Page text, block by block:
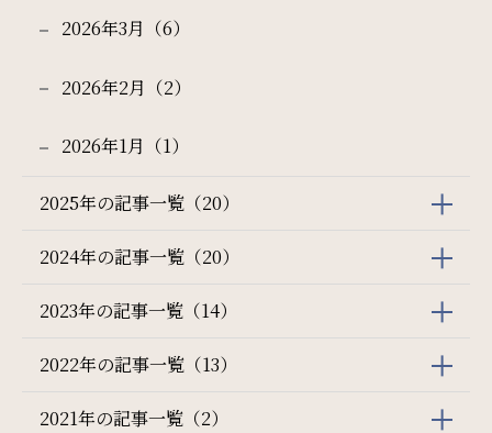
2026年3月（6）
2026年2月（2）
2026年1月（1）
2025年の記事一覧（20）
2024年の記事一覧（20）
2023年の記事一覧（14）
2022年の記事一覧（13）
2021年の記事一覧（2）